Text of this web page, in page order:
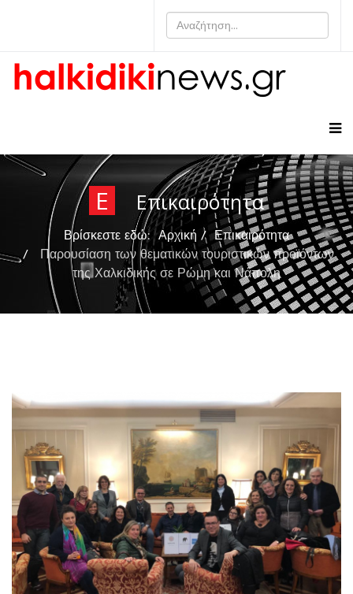
Ε Επικαιρότητα
Βρίσκεστε εδώ:Αρχική
Επικαιρότητα
Παρουσίαση των θεματικών τουριστικών προϊόντων
της Χαλκιδικής σε Ρώμη και Νάπολη